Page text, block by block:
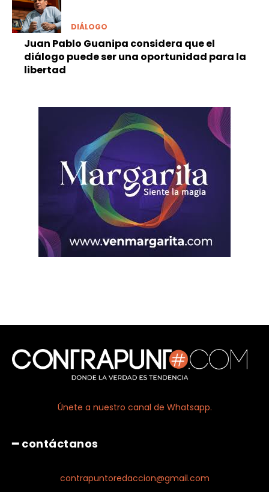
DIÁLOGO
Juan Pablo Guanipa considera que el
diálogo puede ser una oportunidad para la
libertad
Únete a nuestro canal de Whatsapp.
━ contáctanos
contrapuntoredaccion@gmail.com